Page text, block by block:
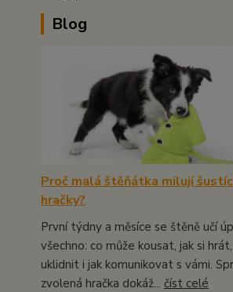
Blog
Proč malá štěňátka milují
hračky?
První týdny a měsíce se štěně učí
všechno: co může kousat, jak si
uklidnit i jak komunikovat s vámi.
zvolená hračka dokáž... číst celé